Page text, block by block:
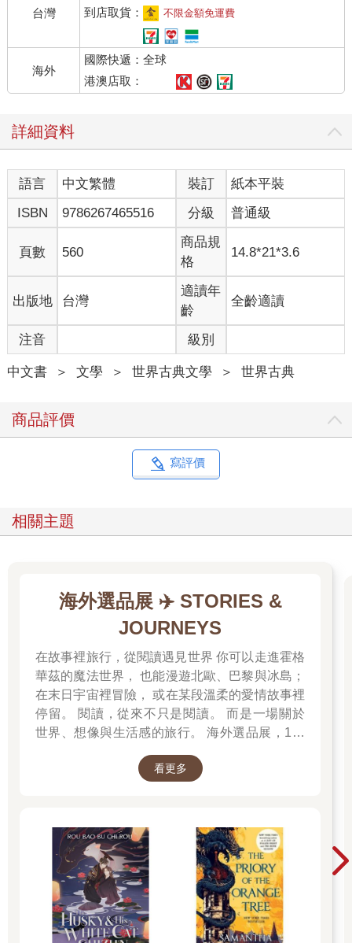
台灣
到店取貨：
不限金額免運費
海外
國際快遞：全球
港澳店取：
詳細資料
語言 中文繁體 裝訂
紙本平裝
ISBN
9786267465516 分級 普通級
頁數 560
商品規
格
14.8*21*3.6
出版地 台灣
適讀年
齡
全齡適讀
注音 級別
中文書 ＞ 文學 ＞ 世界古典文學 ＞ 世界古典
商品評價
寫評價
相關主題
海外選品展 ✈️ STORIES &
JOURNEYS
在故事裡旅行，從閱讀遇見世界 你可以走進霍格
華茲的魔法世界， 也能漫遊北歐、巴黎與冰島；
在末日宇宙裡冒險， 或在某段溫柔的愛情故事裡
停留。 閱讀，從來不只是閱讀。 而是一場關於
世界、想像與生活感的旅行。 海外選品展，1折
起 限量空運商品，先搶先贏 週週商品更新
看更多